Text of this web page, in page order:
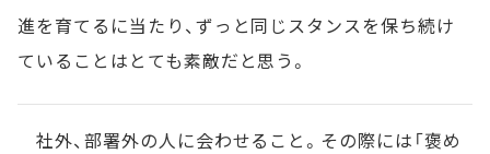
進を育てるに当たり、ずっと同じスタンスを保ち続け
ていることはとても素敵だと思う。
社外、部署外の人に会わせること。その際には「褒め